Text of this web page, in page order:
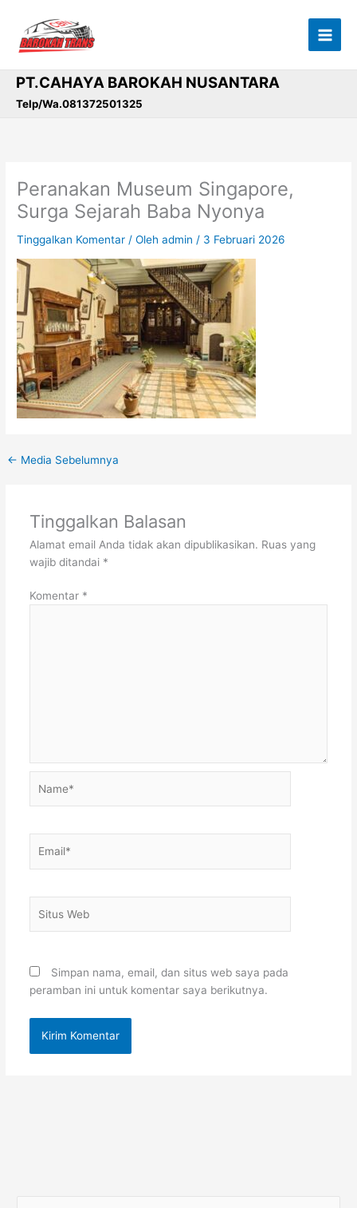
konten
PT.CAHAYA BAROKAH NUSANTARA
Telp/Wa.081372501325
Peranakan Museum Singapore,
Surga Sejarah Baba Nyonya
Tinggalkan Komentar / Olehadmin / 3 Februari 2026
← Media Sebelumnya
Tinggalkan Balasan
Alamat email Anda tidak akan dipublikasikan. Ruas yang
wajib ditandai *
Komentar *
Web
Simpan nama, email, dan situs web saya pada
peramban ini untuk komentar saya berikutnya.